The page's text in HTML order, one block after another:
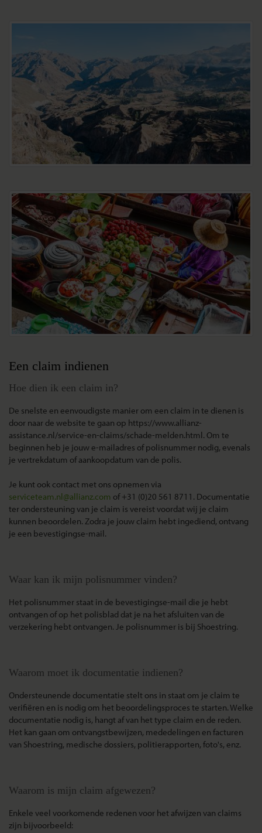
Een claim indienen
Hoe dien ik een claim in?
De snelste en eenvoudigste manier om een claim in te dienen is
door naar de website te gaan op https://www.allianz-
assistance.nl/service-en-claims/schade-melden.html. Om te
beginnen heb je jouw e-mailadres of polisnummer nodig, evenals
je vertrekdatum of aankoopdatum van de polis.
Je kunt ook contact met ons opnemen via
serviceteam.nl@allianz.com of +31 (0)20 561 8711. Documentatie
ter ondersteuning van je claim is vereist voordat wij je claim
kunnen beoordelen. Zodra je jouw claim hebt ingediend, ontvang
je een bevestigingse-mail.
Waar kan ik mijn polisnummer vinden?
Het polisnummer staat in de bevestigingse-mail die je hebt
ontvangen of op het polisblad dat je na het afsluiten van de
verzekering hebt ontvangen. Je polisnummer is bij Shoestring.
Waarom moet ik documentatie indienen?
Ondersteunende documentatie stelt ons in staat om je claim te
verifiëren en is nodig om het beoordelingsproces te starten. Welke
documentatie nodig is, hangt af van het type claim en de reden.
Het kan gaan om ontvangstbewijzen, mededelingen en facturen
van Shoestring, medische dossiers, politierapporten, foto's, enz.
Waarom is mijn claim afgewezen?
Enkele veel voorkomende redenen voor het afwijzen van claims
zijn bijvoorbeeld: